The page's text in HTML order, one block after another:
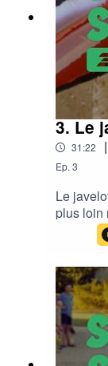
3. Le
31:22 |
Ep. 3
Le
plus loin
faut
bon, on
gros.Le
https://
Sundays